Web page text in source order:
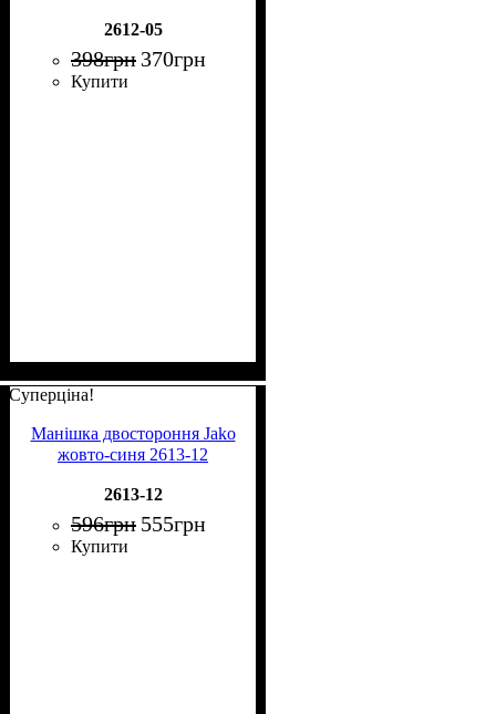
2612-05
398грн 370грн
Купити
Суперціна!
Манішка двостороння Jako
жовто-синя 2613-12
2613-12
596грн 555грн
Купити